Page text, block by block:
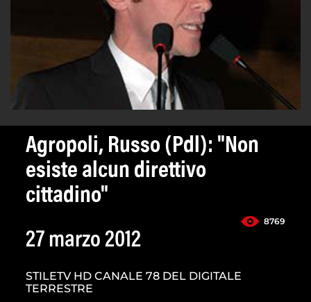
Agropoli, Russo (Pdl): "Non
esiste alcun direttivo
cittadino"
8769
27 marzo 2012
STILETV HD CANALE 78 DEL DIGITALE
TERRESTRE